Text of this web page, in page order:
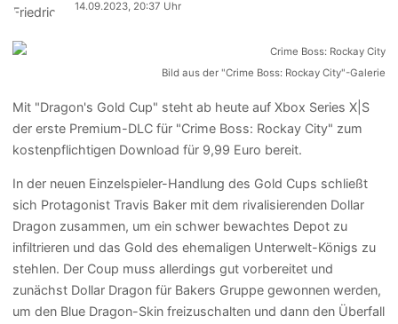
14.09.2023, 20:37 Uhr
Bild aus der "Crime Boss: Rockay City"-Galerie
Mit "Dragon's Gold Cup" steht ab heute auf Xbox Series X|S
der erste Premium-DLC für "Crime Boss: Rockay City" zum
kostenpflichtigen Download für 9,99 Euro bereit.
In der neuen Einzelspieler-Handlung des Gold Cups schließt
sich Protagonist Travis Baker mit dem rivalisierenden Dollar
Dragon zusammen, um ein schwer bewachtes Depot zu
infiltrieren und das Gold des ehemaligen Unterwelt-Königs zu
stehlen. Der Coup muss allerdings gut vorbereitet und
zunächst Dollar Dragon für Bakers Gruppe gewonnen werden,
um den Blue Dragon-Skin freizuschalten und dann den Überfall